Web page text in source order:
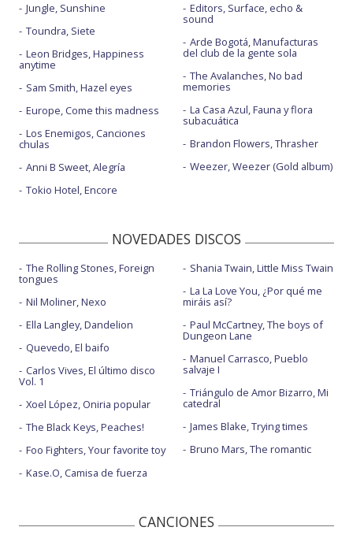
Jungle, Sunshine
Toundra, Siete
Leon Bridges, Happiness
anytime
Sam Smith, Hazel eyes
Europe, Come this madness
Los Enemigos, Canciones
chulas
Anni B Sweet, Alegría
Tokio Hotel, Encore
Editors, Surface, echo &
sound
Arde Bogotá, Manufacturas
del club de la gente sola
The Avalanches, No bad
memories
La Casa Azul, Fauna y flora
subacuática
Brandon Flowers, Thrasher
Weezer, Weezer (Gold album)
NOVEDADES DISCOS
The Rolling Stones, Foreign
tongues
Nil Moliner, Nexo
Ella Langley, Dandelion
Quevedo, El baifo
Carlos Vives, El último disco
Vol. 1
Xoel López, Oniria popular
The Black Keys, Peaches!
Foo Fighters, Your favorite toy
Kase.O, Camisa de fuerza
Shania Twain, Little Miss Twain
La La Love You, ¿Por qué me
miráis así?
Paul McCartney, The boys of
Dungeon Lane
Manuel Carrasco, Pueblo
salvaje I
Triángulo de Amor Bizarro, Mi
catedral
James Blake, Trying times
Bruno Mars, The romantic
CANCIONES